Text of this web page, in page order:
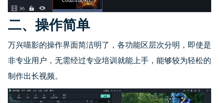
二、操作简单
万兴喵影的操作界面简洁明了，各功能区层次分明，即使是
非专业用户，无需经过专业培训就能上手，能够较为轻松的
制作出长视频。